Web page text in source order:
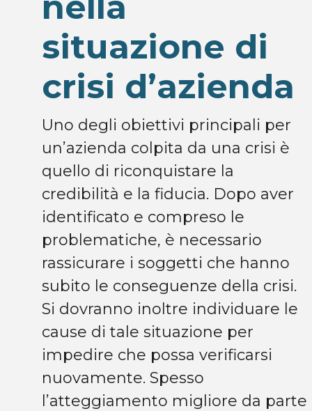
situazione di
crisi d’azienda
Uno degli obiettivi principali per
un’azienda colpita da una crisi è
quello di riconquistare la
credibilità e la fiducia. Dopo aver
identificato e compreso le
problematiche, è necessario
rassicurare i soggetti che hanno
subito le conseguenze della crisi.
Si dovranno inoltre individuare le
cause di tale situazione per
impedire che possa verificarsi
nuovamente. Spesso
l’atteggiamento migliore da parte